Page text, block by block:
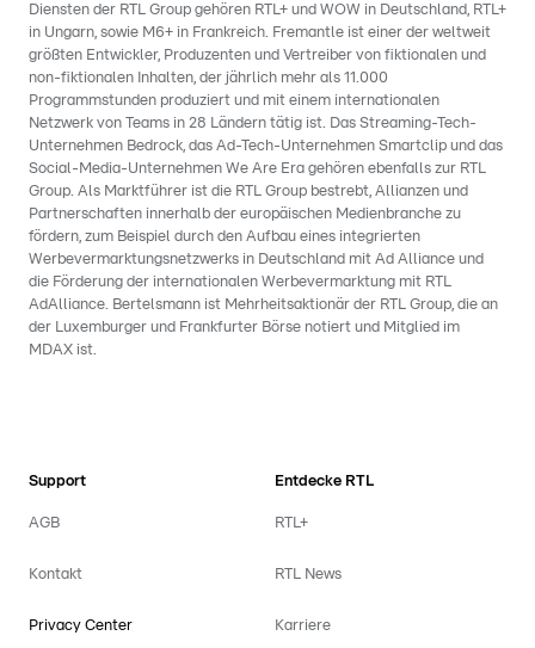
Diensten der RTL Group gehören RTL+ und WOW in Deutschland, RTL+
in Ungarn, sowie M6+ in Frankreich. Fremantle ist einer der weltweit
größten Entwickler, Produzenten und Vertreiber von fiktionalen und
non-fiktionalen Inhalten, der jährlich mehr als 11.000
Programmstunden produziert und mit einem internationalen
Netzwerk von Teams in 28 Ländern tätig ist. Das Streaming-Tech-
Unternehmen Bedrock, das Ad-Tech-Unternehmen Smartclip und das
Social-Media-Unternehmen We Are Era gehören ebenfalls zur RTL
Group. Als Marktführer ist die RTL Group bestrebt, Allianzen und
Partnerschaften innerhalb der europäischen Medienbranche zu
fördern, zum Beispiel durch den Aufbau eines integrierten
Werbevermarktungsnetzwerks in Deutschland mit Ad Alliance und
die Förderung der internationalen Werbevermarktung mit RTL
AdAlliance. Bertelsmann ist Mehrheitsaktionär der RTL Group, die an
der Luxemburger und Frankfurter Börse notiert und Mitglied im
MDAX ist.
Support
AGB
Kontakt
Privacy Center
Entdecke RTL
RTL+
RTL News
Karriere